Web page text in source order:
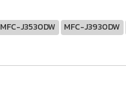
MFC-J3530DW MFC-J3930DW